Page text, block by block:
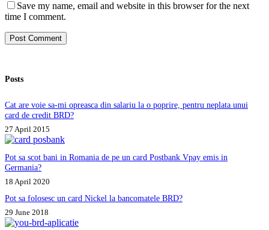
Save my name, email and website in this browser for the next
time I comment.
Post Comment
Posts
Cat are voie sa-mi opreasca din salariu la o poprire, pentru neplata unui
card de credit BRD?
27 April 2015
Pot sa scot bani in Romania de pe un card Postbank Vpay emis in
Germania?
18 April 2020
Pot sa folosesc un card Nickel la bancomatele BRD?
29 June 2018